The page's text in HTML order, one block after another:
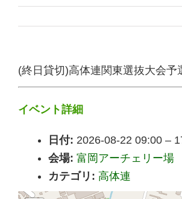
(終日貸切)高体連関東選抜大会予
イベント詳細
日付: 2026-08-22 09:00 –
会場: 富岡アーチェリー場
カテゴリ: 高体連